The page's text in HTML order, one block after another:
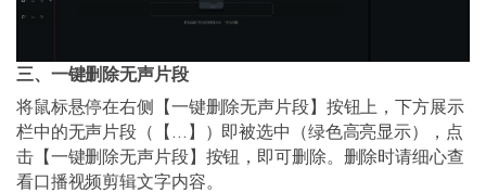
三、一键删除无声片段
将鼠标悬停在右侧【一键删除无声片段】按钮上，下方展示
栏中的无声片段（【…】）即被选中（绿色高亮显示），点
击【一键删除无声片段】按钮，即可删除。删除时请细心查
看口播视频剪辑文字内容。